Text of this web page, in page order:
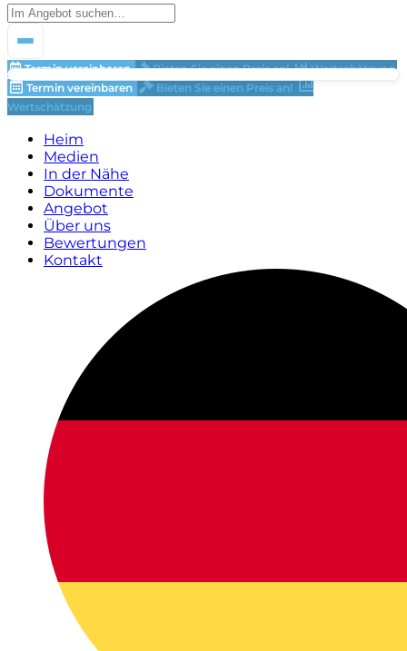
Termin vereinbaren Bieten Sie einen Preis an!
Wertschätzung
Termin vereinbaren
Bieten Sie einen Preis an!
Wertschätzung
Heim
Medien
In der Nähe
Dokumente
Angebot
Über uns
Bewertungen
Kontakt